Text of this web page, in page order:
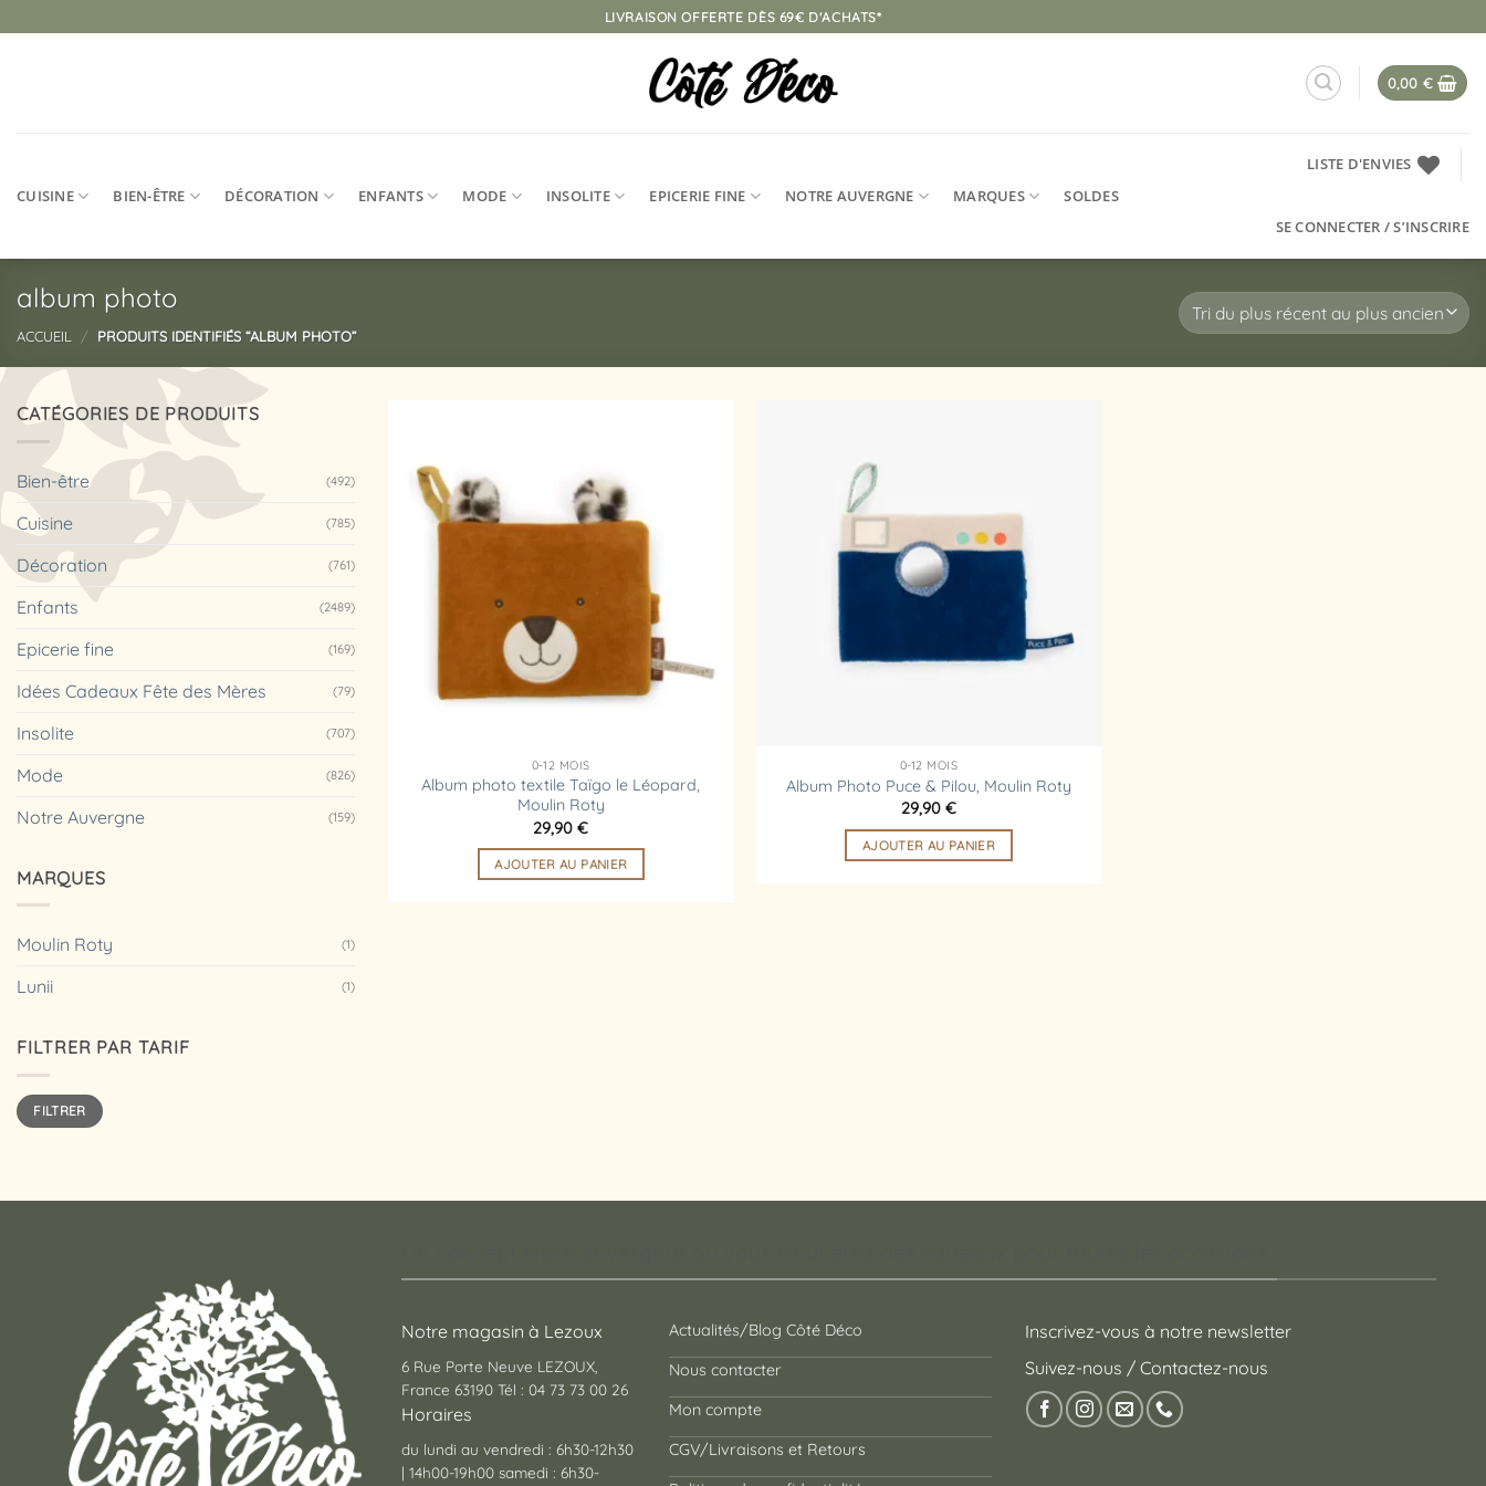
au
LIVRAISON OFFERTE DÈS 69€ D'ACHATS*
0,00 €
CUISINE BIEN-ÊTRE DÉCORATION ENFANTS MODE INSOLITE EPICERIE FINE NOTRE AUVERGNE MARQUES SOLDES
LISTE D'ENVIES
SE CONNECTER / S’INSCRIRE
album photo
ACCUEIL / PRODUITS IDENTIFIÉS “ALBUM PHOTO”
CATÉGORIES DE PRODUITS
Bien-être (492)
Cuisine (785)
Décoration (761)
Enfants (2489)
Epicerie fine (169)
Idées Cadeaux Fête des Mères (79)
Insolite (707)
Mode (826)
Notre Auvergne (159)
MARQUES
Moulin Roty (1)
Lunii (1)
FILTRER PAR TARIF
Prix
min
Prix
maxFILTRER
0-12 MOIS
Album photo textile Taïgo le Léopard,
Moulin Roty
29,90€
AJOUTER AU PANIER
0-12 MOIS
Album Photo Puce & Pilou, Moulin Roty
29,90 €
AJOUTER AU PANIER
Notre magasin à Lezoux
6 Rue Porte Neuve LEZOUX,
France 63190 Tél : 04 73 73 00 26
Horaires
du lundi au vendredi : 6h30-12h30
| 14h00-19h00 samedi : 6h30-
Actualités/Blog Côté Déco
Nous contacter
Mon compte
CGV/Livraisons et Retours
Inscrivez-vous à notre newsletter
Suivez-nous / Contactez-nous